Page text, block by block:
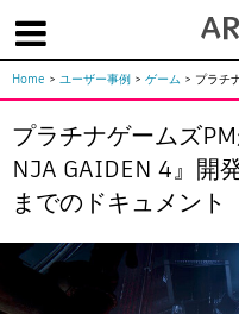
体験版で始める
About us | フォーラム
コラム チ
ムービー
Movies
Home > ユーザー事例 > ゲーム > プラチ
プラチナゲームズ
NJA GAIDEN 4』開
までのドキュメント